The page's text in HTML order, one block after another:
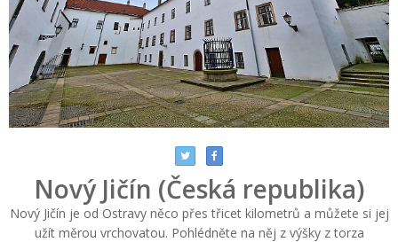
Nový Jičín (Česká republika)
Nový Jičín je od Ostravy něco přes třicet kilometrů a můžete si jej
užít měrou vrchovatou. Pohlédněte na něj z výšky z torza